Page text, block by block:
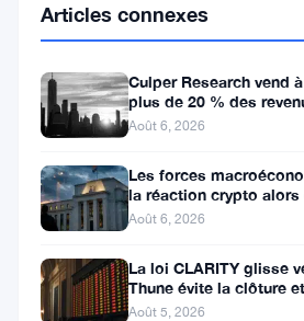
une
particulière
sur
zones
support
Articles connexes
Culper Research vend
plus de 20 % des
Août 6, 2026
Les forces
la réaction crypto alors
Fed se poursuit
Août 6, 2026
La loi CLARITY glisse
Thune évite la clôture
évoluent
Août 5, 2026